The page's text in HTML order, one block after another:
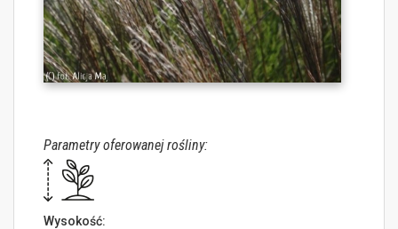
Parametry oferowanej rośliny:
Wysokość: